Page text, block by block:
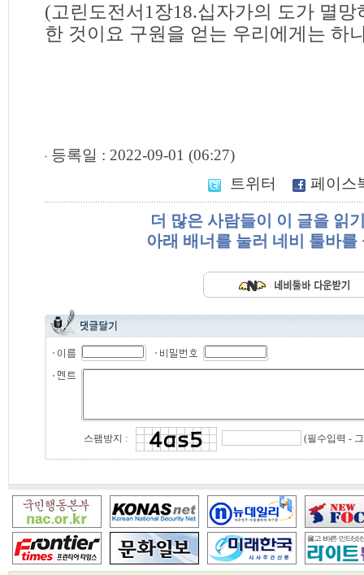
(고린도전서1장18.십자가의 도가 멸
한 것이요 구원을 얻는 우리에게는 하
등록일 : 2022-09-01 (06:27)
트위터
페이스
더 많은 사람들이 이 글을 읽
아래 배너를 눌러 네비 툴바를
스팸방지 : (필수입력 -